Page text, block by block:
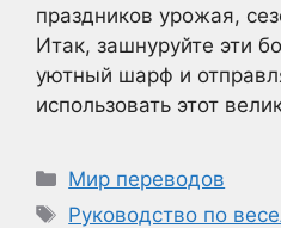
праздников урожая,
Итак, зашнуруйте эти
уютный шарф и
использовать этот
Рубрики
Мир переводов
Метки
Руководство по